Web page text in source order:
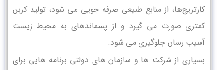
کارتریج‌ها، از منابع طبیعی صرفه جویی می شود، تولید کربن
کمتری صورت می گیرد و از پسماندهای به محیط زیست
آسیب رسان جلوگیری می شود.
بسیاری از شرکت ها و سازمان های دولتی برنامه هایی برای